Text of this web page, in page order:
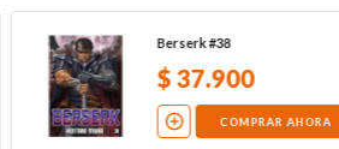
Berserk #38
$37.900
COMPRAR AHORA